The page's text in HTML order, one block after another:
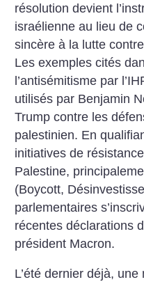
résolution devient
israélienne au lieu de
sincère à la lutte
Les exemples cités
l’antisémitisme par
utilisés par Benjamin
Trump contre les
palestinien. En
initiatives de
Palestine,
(Boycott,
parlementaires
récentes déclarations
président Macron.
L’été dernier déjà,